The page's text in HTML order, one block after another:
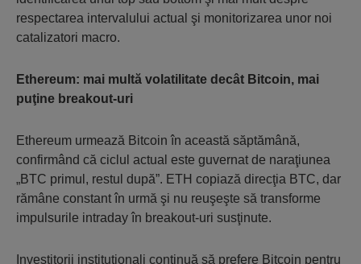
respectarea intervalului actual şi monitorizarea unor noi
catalizatori macro.
Ethereum: mai multă volatilitate decât Bitcoin, mai
puţine breakout-uri
Ethereum urmează Bitcoin în această săptămână,
confirmând că ciclul actual este guvernat de naraţiunea
„BTC primul, restul după”. ETH copiază direcţia BTC, dar
rămâne constant în urmă şi nu reuşeşte să transforme
impulsurile intraday în breakout-uri susţinute.
Investitorii instituţionali continuă să prefere Bitcoin pentru